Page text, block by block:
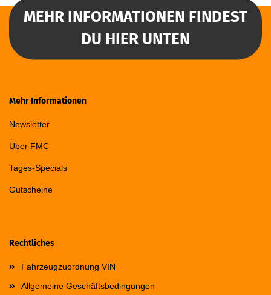
MEHR INFORMATIONEN FINDEST
DU HIER UNTEN
Mehr Informationen
Newsletter
Über FMC
Tages-Specials
Gutscheine
Rechtliches
Fahrzeugzuordnung VIN
Allgemeine Geschäftsbedingungen